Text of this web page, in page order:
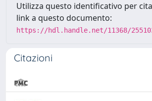
Utilizza questo identificativo per
link a questo documento:
https://hdl.handle.net/11368/
Citazioni